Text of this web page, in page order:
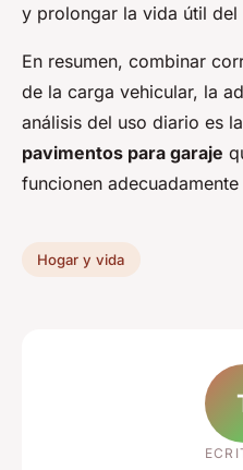
y prolongar la vida útil del
En resumen, combinar
de la carga vehicular, la
análisis del uso diario es
pavimentos para garaje
funcionen
Hogar y vida